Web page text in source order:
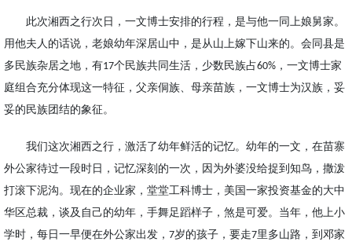
此次湘西之行次日，一文博士安排的行程，是与他一同上娘舅家。
用他夫人的话说，老娘幼年深居山中，是从山上嫁下山来的。会同县是
多民族杂居之地，有17个民族共同生活，少数民族占60%，一文博士家
庭组合充分体现这一特征， 父亲侗族、母亲苗族，一文博士为汉族，妥
妥的民族团结的象征。
我们这次湘西之行，激活了幼年鲜活的记忆。幼年的一文，在苗寨
外公家待过一段时日，记忆深刻的一次，因为外婆没给捉到知鸟，撒泼
打滚下泥沟。现在的企业家，堂堂工科博士，美国一家投资基金的大中
华区总裁，谈及自己的幼年，手舞足蹈样子，煞是可爱。当年，他上小
学时，每日一早便在外公家出发， 7岁的孩子，要走7里多山路，到邓家